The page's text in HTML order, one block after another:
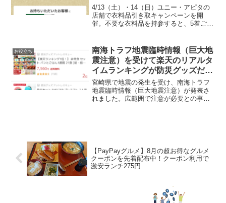
ゼント
4/13（土）・14（日）ユニー・アピタの
店舗で衣料品引き取キャンペーンを開
催。不要な衣料品を持参すると、5着ごと
ました。5年ぶりに全国の店舗で実施する
みたいですね...
お役立ち
南海トラフ地震臨時情報（巨大地
震注意）を受けて楽天のリアルタ
イムランキングが防災グッズだら
けになってる
宮崎県で地震の発生を受け、南海トラフ
地震臨時情報（巨大地震注意）が発表さ
れました。広範囲で注意が必要との事で
【PayPayグルメ】8月の超お得なグルメ
クーポンを先着配布中！クーポン利用で
激安ランチ275円